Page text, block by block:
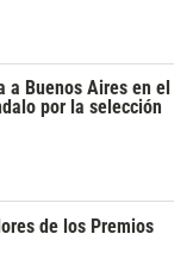
a Buenos Aires en el
por la selección
de los Premios